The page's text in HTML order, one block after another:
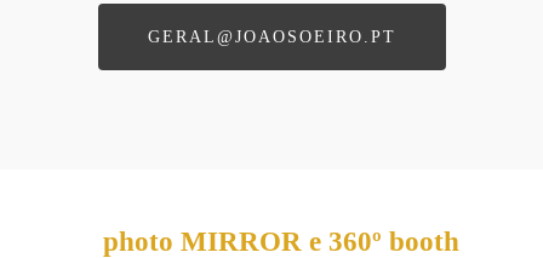
GERAL@JOAOSOEIRO.PT
photo MIRROR e 360º booth